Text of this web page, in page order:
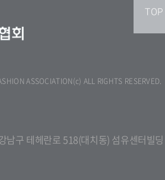
ASSOCIATION(c) ALL RIGHTS RESERVED.
남구 테헤란로 518(대치동) 섬유센터빌딩
TOP